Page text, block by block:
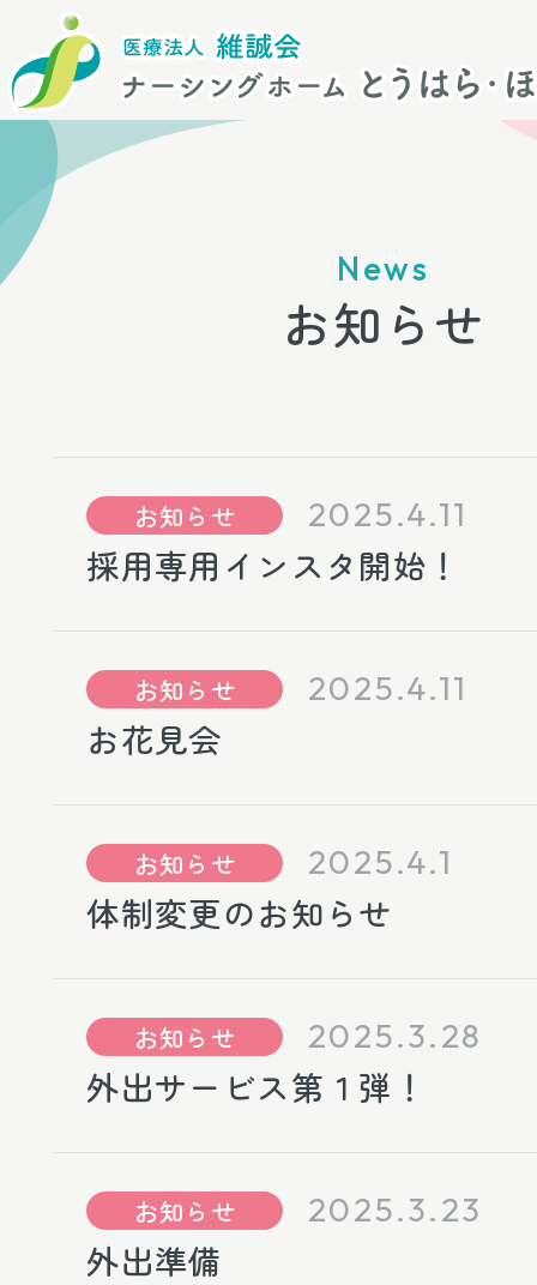
News
お知らせ
お知らせ 2025.4.11
採用専用インスタ開始！
お知らせ 2025.4.11
お花見会
お知らせ 2025.4.1
体制変更のお知らせ
お知らせ 2025.3.28
外出サービス第１弾！
お知らせ 2025.3.23
外出準備